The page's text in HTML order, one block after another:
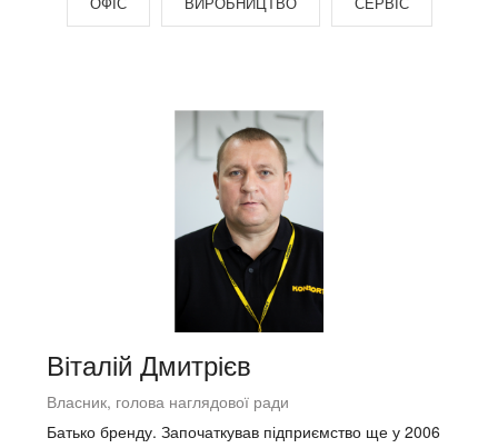
Віталій Дмитрієв
Власник, голова наглядової ради
Батько бренду. Започаткував підприємство ще у 2006